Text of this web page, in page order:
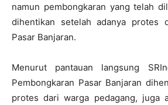
namun pembongkaran yang telah
dihentikan setelah adanya protes
Pasar Banjaran.
Menurut pantauan langsung
Pembongkaran Pasar Banjaran
protes dari warga pedagang, juga